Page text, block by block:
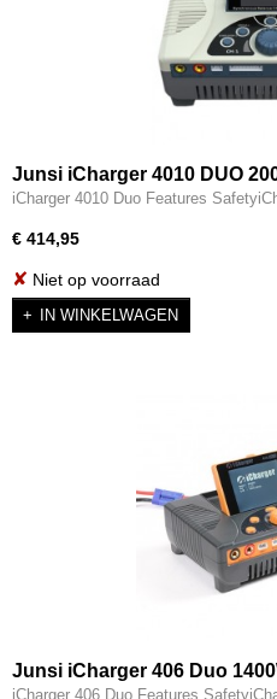
Junsi iCharger 4010 DUO
iCharger 4010 Duo Features
€ 414,95
✘ Niet op voorraad
IN WINKELWAGEN
Junsi iCharger 406 Duo
Charger
iCharger 406 Duo Features